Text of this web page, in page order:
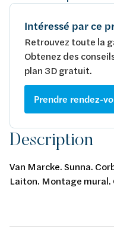
Intéressé par ce
Retrouvez toute la
Obtenez des
plan 3D gratuit.
Prendre rendez-
Description
Van Marcke. Sunna.
Laiton. Montage mural.